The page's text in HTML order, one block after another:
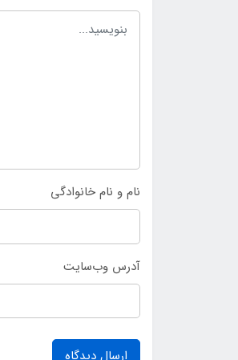
نام و نام خانوادگی
آدرس وب‌سایت
ارسال دیدگاه